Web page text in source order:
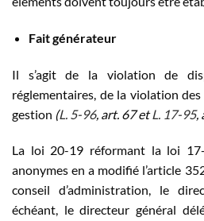
Fait générateur
Il s’agit de la violation de
réglementaires, de la violation
gestion (L. 5-96, art. 67 etL. 17-95,
La loi 20-19 réformant la loi
anonymes en a modifié l’article
conseil d’administration, le
échéant, le directeur général